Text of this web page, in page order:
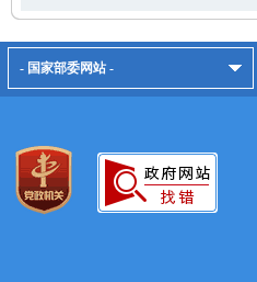
- 国家部委网站 -